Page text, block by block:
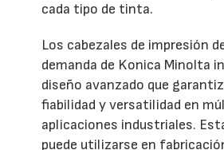
cada tipo de tinta.
Los cabezales de impresión
demanda de Konica Minolta
diseño avanzado que
fiabilidad y versatilidad en
aplicaciones industriales.
puede utilizarse en